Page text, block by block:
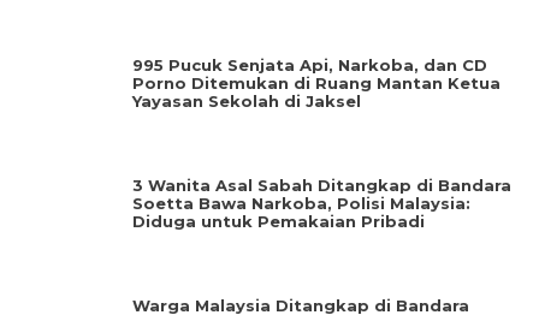
995 Pucuk Senjata Api, Narkoba, dan CD
Porno Ditemukan di Ruang Mantan Ketua
Yayasan Sekolah di Jaksel
3 Wanita Asal Sabah Ditangkap di Bandara
Soetta Bawa Narkoba, Polisi Malaysia:
Diduga untuk Pemakaian Pribadi
Warga Malaysia Ditangkap di Bandara